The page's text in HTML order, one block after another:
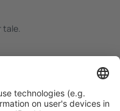
tale.
gratuită de anulare.